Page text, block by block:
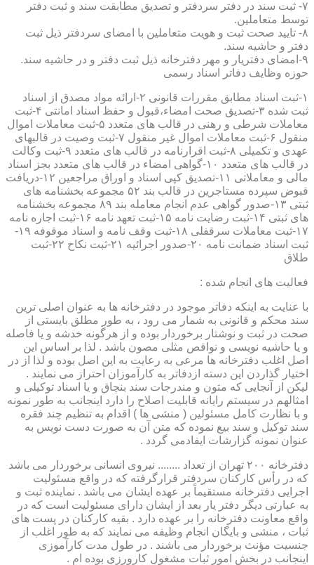
۷- ثبت سند در دفتر سردفتر و تصدیق مطابقت سند و ثبت دفتر
توسط متعاملین.
۸- تایید صحت ثبت و هویت متعاملین با امضای سردفتر ذیل ثبت
دفتر و حاشیه سند.
۹-امضای دفتریار و مهر دفترخانه ذیل ثبت دفتر و در حاشیه سند.
حوزه وظایف دفاتر اسناد رسمی
۱-ثبت اسناد مطابق مقررات قانونی ۲-ارائه مواد مصدق از اسناد
ثبت شده ۳-تصدیق صحت امضاء،قبول و حفظ اسناد امانتی ۴-ثبت
معاملات شرطی و رهنی در قالب های متعدد ۵-ثبت معاملات اموال
منقول ۶-ثبت معاملات اموال غیر منقول ۷-ثبت وصیت در قالبهای
عهدی و تکمیلی ۸-ثبت اقرارنامه در قالب های متعدد ۹-ثبت وکالت
در قالب های متعدد ۱۰-گواهی امضاء در قالب های متعدد بجز اسناد
مالی و معاملاتی ۱۱-تصدیق کپی اسناد و اوراق مراجعین ۱۲-دریافت
قبوض سپرده مستاجرین در قالب بند ۵۲ مجموعه بخشنامه های
ثبتی ۱۳-صدور گواهی عدم انجام معامله بند ۸۹ مجموعه بخشنامه
های ثبتی ۱۴-ثبت رضایت نامه ۱۵-ثبت تعهد نامه ۱۶-ثبت اجاره نامه
۱۷-ثبت معاملات سرقفلی ۱۸-ثبت وقف نامه و اسناد موقوفه ۱۹-
ثبت اسناد ضمانت نامه ۲۰-صدور اجرائیه ۲۱-ثبت نکاح ۲۲-ثبت
طلاق
فعالیت های انجام شده :
با عنایت به اینکه دفاتر موجود در دفترخانه ها به عنوان اصلی ترین
سند محکم و قانونی به شمار می رود ، به طور مطلق بایستی از
صحت در ثبت و نوشتار برخوردار بوده و از هرگونه خدشه و یا فاصله
و یا حاشیه نویسی و نواقص مثلی مصون باشد . لذا بر اساس این
اصل اغلب دفترخانه ها مرعی به رعایت به این اصل بوده و لذا از در
اختیار گذاردن این دسته ازدفاتر به کارآموزان احتراز می نمایند .
لیکن از آنجایی که متون و مندرجات سند بنچاق و یا اسناد توکیلی و
امثالهم در سیستم رایانه قابلیت اصلاح را دارد اینجانب به طور نمونه
و با نظارت کامل مسئولین ( منشی ها ) اقدام به تنظیم چند فقره
سند توکیل و سند بیع نموده که متن آن به صورت دست نویس به
عنوان نمونه گزارشات ایفادمی گردد .
دفترخانه ۲۰۰ تهران از تعداد ........ نیروی انسانی برخوردار می باشد
که در رأس کارکنان سردفتر قرارگرفته که در واقع مسئولیت
اجرایی دفترخانه مستقیماً بر عهده ایشان می باشد . نماینده ثبت و
به عبارتی دیگر دفتر یار بعد از ایشان دارای مسئولیت است که در
واقع معاونت دفترخانه را بر عهده دارد . بقیه کارکنان در پست های
ثبات ، منشی و بایگان انجام وظیفه می نمایند که به طور اغلب از
جنسیت مؤنث برخوردار می باشند . در طول مدت کارآموزی
اینجانب در بخش امور ثبات مشغول کارورزی بوده ام .